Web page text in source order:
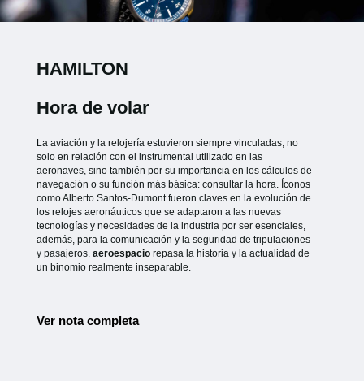
HAMILTON
Hora de volar
La aviación y la relojería estuvieron siempre vinculadas, no
solo en relación con el instrumental utilizado en las
aeronaves, sino también por su importancia en los cálculos de
navegación o su función más básica: consultar la hora. Íconos
como Alberto Santos-Dumont fueron claves en la evolución de
los relojes aeronáuticos que se adaptaron a las nuevas
tecnologías y necesidades de la industria por ser esenciales,
además, para la comunicación y la seguridad de tripulaciones
y pasajeros. aeroespacio repasa la historia y la actualidad de
un binomio realmente inseparable.
Ver nota completa